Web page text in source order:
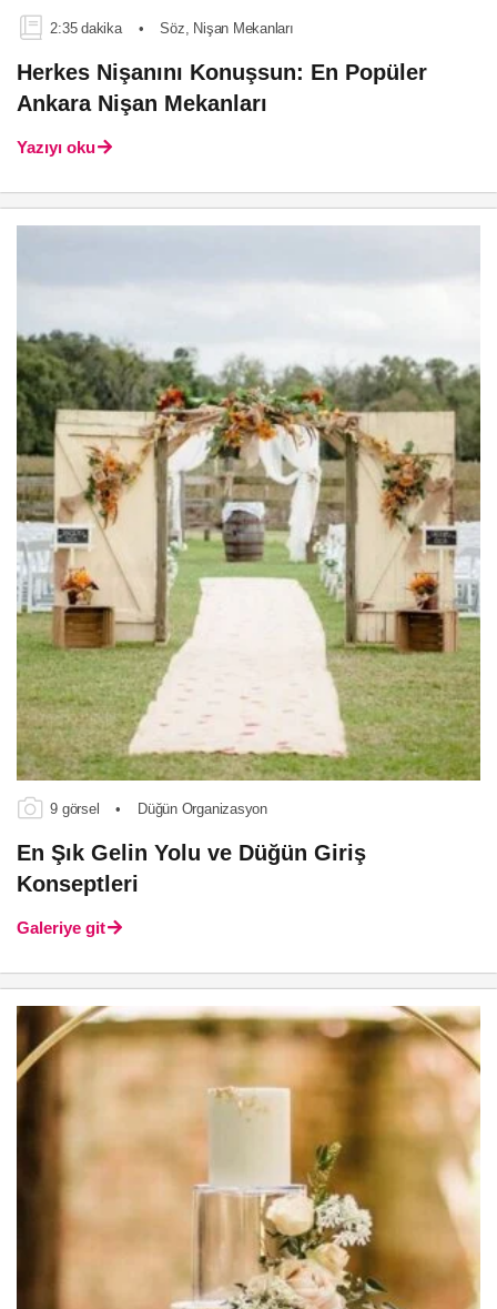
2:35 dakika • Söz, Nişan Mekanları
Herkes Nişanını Konuşsun: En Popüler
Ankara Nişan Mekanları
Yazıyı oku
9 görsel • Düğün Organizasyon
En Şık Gelin Yolu ve Düğün Giriş
Konseptleri
Galeriye git